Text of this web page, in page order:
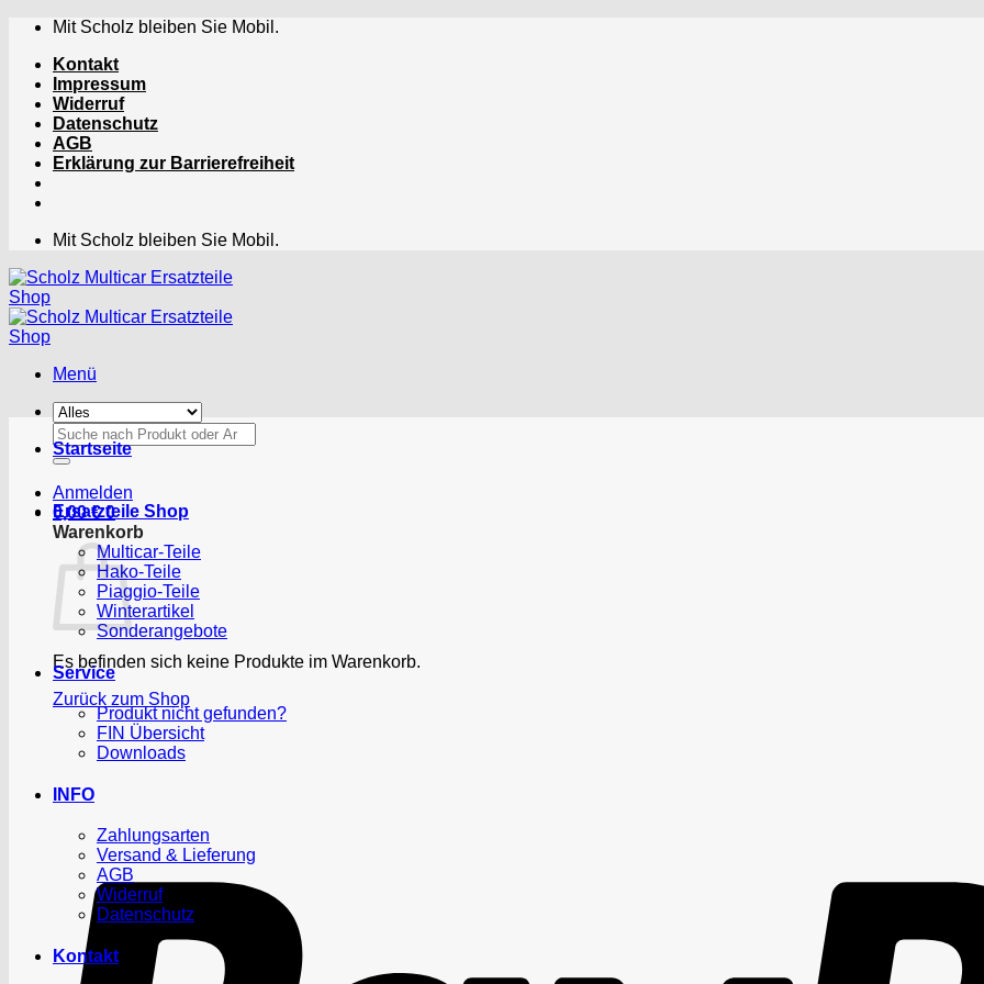
Zum
springen
Mit Scholz bleiben Sie Mobil.
Kontakt
Impressum
Widerruf
Datenschutz
AGB
Erklärung zur Barrierefreiheit
Mit Scholz bleiben Sie Mobil.
Menü
Suchen
nach:
Anmelden
0,00€ 0
Warenkorb
Es befinden sich keine Produkte im Warenkorb.
Zurück zum Shop
Startseite
Ersatzteile Shop
Multicar-Teile
Hako-Teile
Piaggio-Teile
Winterartikel
Sonderangebote
Service
Produkt nicht gefunden?
FIN Übersicht
Downloads
INFO
Zahlungsarten
Versand & Lieferung
AGB
Widerruf
Datenschutz
Kontakt